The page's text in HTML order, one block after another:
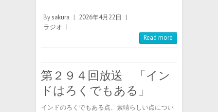
Bysakura | 2026年4月22日
|
ラジオ |
Read more
第２９４回放送 「イン
ドはろくでもある」
インドのろくでもある点、素晴らしい点につい